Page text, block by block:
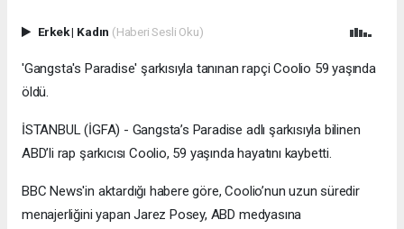
Erkek| Kadın (Haberi Sesli Oku)
'G angsta's Paradise' şarkısıyla tanınan rapçi Coolio 59 yaşında
öldü.
İSTANBUL (İGFA) - Gangsta’s Paradise adlı şarkısıyla bilinen
ABD’li rap şarkıcısı Coolio, 59 yaşında hayatını kaybetti.
BBC News'in aktardığı habere göre, Coolio’nun uzun süredir
menajerliğini yapan Jarez Posey, ABD medyasına